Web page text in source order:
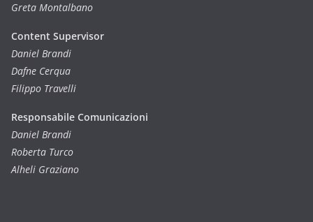
Greta Montalbano
Content Supervisor
Daniel Brandi
Dafne Cerqua
Filippo Travelli
Responsabile Comunicazioni
Daniel Brandi
Roberta Turco
Alheli Graziano